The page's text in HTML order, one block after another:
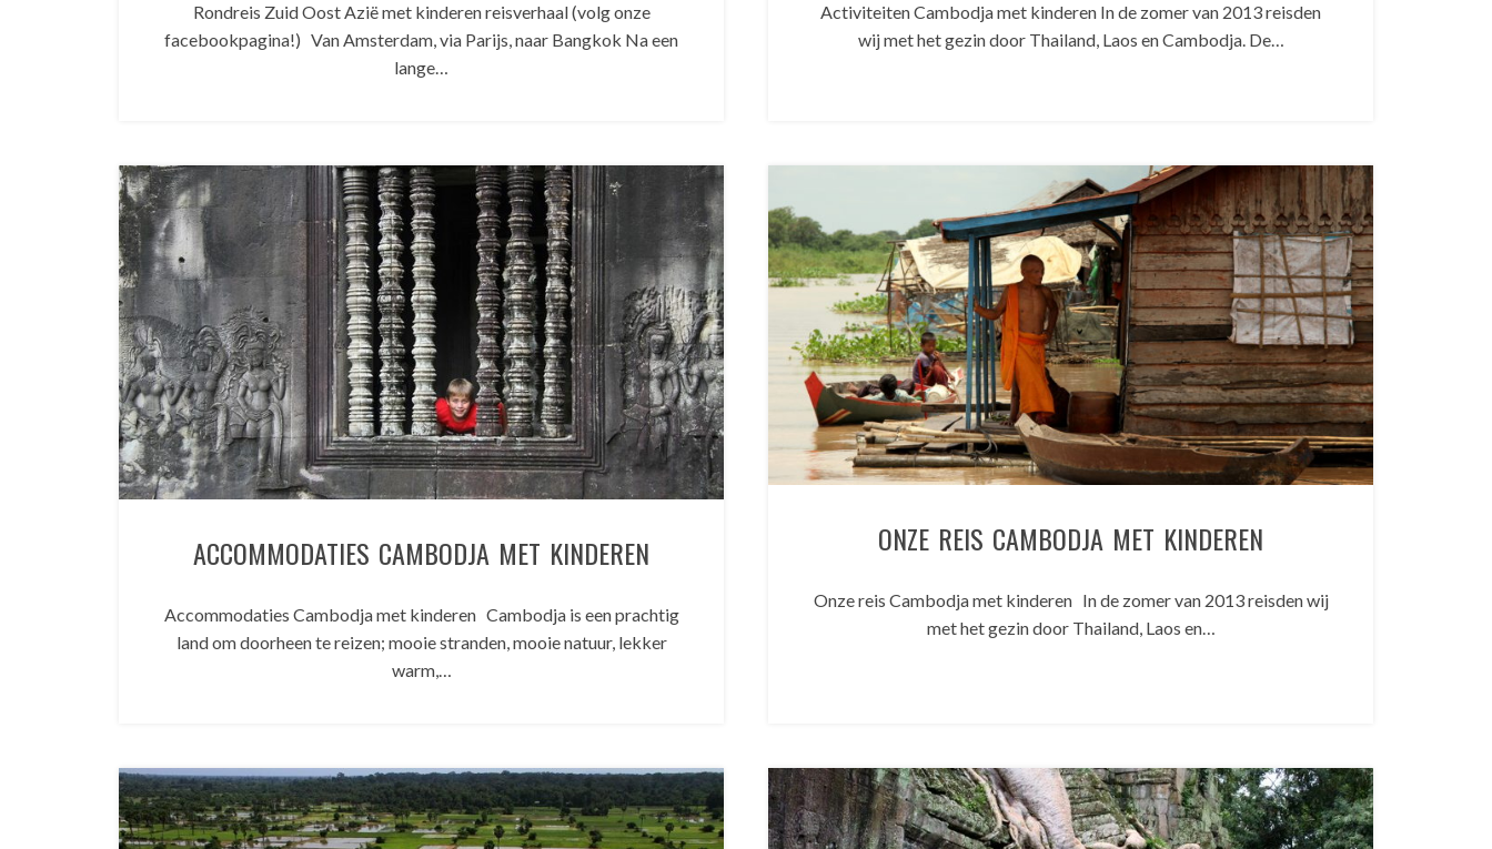
Rondreis Zuid Oost Azië met kinderen reisverhaal (volg onze
facebookpagina!) Van Amsterdam, via Parijs, naar Bangkok Na een
lange…
Activiteiten Cambodja met kinderen In de zomer van 2013 reisden
wij met het gezin door Thailand, Laos en Cambodja. De…
ACCOMMODATIES CAMBODJA MET KINDEREN
Accommodaties Cambodja met kinderen Cambodja is een prachtig
land om doorheen te reizen; mooie stranden, mooie natuur, lekker
warm,…
ONZE REIS CAMBODJA MET KINDEREN
Onze reis Cambodja met kinderen In de zomer van 2013 reisden wij
met het gezin door Thailand, Laos en…